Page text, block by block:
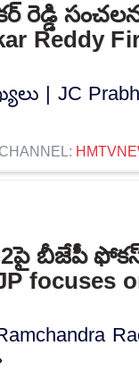
రెడ్డి
Reddy
| JC
CHANNEL:
బీజేపీ
focuses